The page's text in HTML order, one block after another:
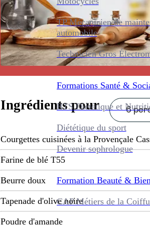
TP Mécanicien de
automobile
Technicien Gros
Formations Santé &
BTS Diététique et
Diététique du sport
Devenir sophrologue
Formation Beauté &
CAP Métiers de la
Ingrédients pour 6
Courgettes cuisinées à la Provençale
Farine de blé T55
Beurre doux
Tapenade d'olive noire
Poudre d'amande